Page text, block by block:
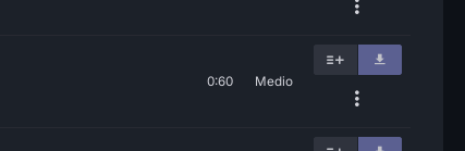
0:60 Medio